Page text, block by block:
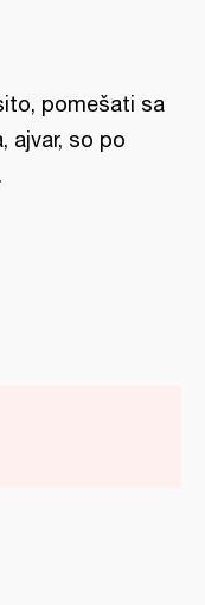
pomešati sa
ajvar, so po